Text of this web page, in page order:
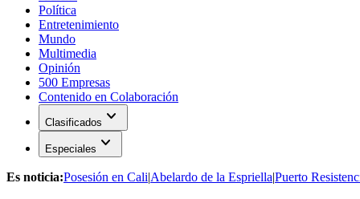
Política
Entretenimiento
Mundo
Multimedia
Opinión
500 Empresas
Contenido en Colaboración
Clasificados expand_more
Especiales expand_more
Es noticia:Posesión en Cali|Abelardo de la Espriella|Puerto